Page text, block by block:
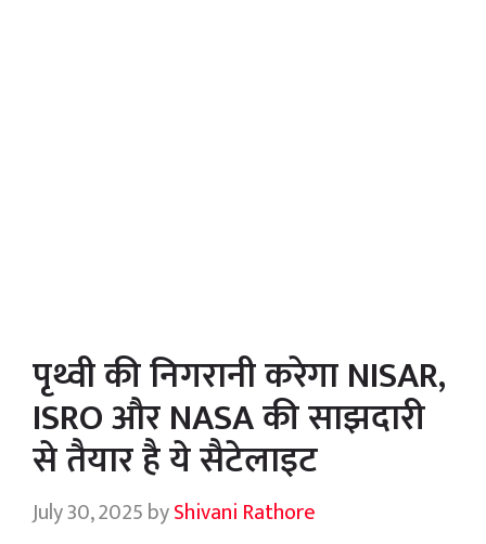
पृथ्वी की निगरानी करेगा NISAR,
ISRO और NASA की साझदारी
से तैयार है ये सैटेलाइट
July 30, 2025byShivani Rathore